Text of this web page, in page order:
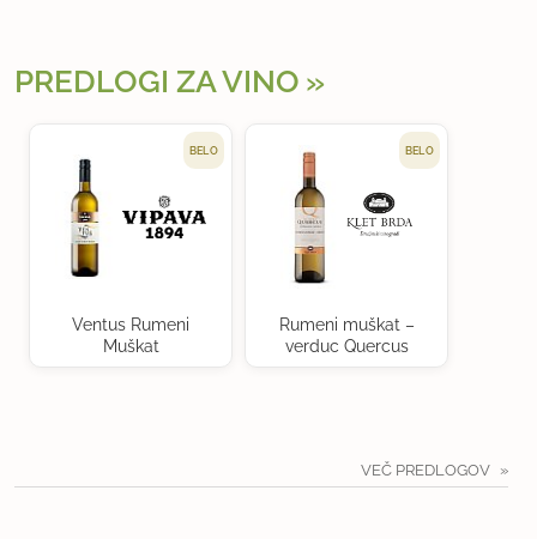
PREDLOGI ZA VINO
BELO
Ventus Rumeni
Muškat
BELO
Rumeni muškat –
verduc Quercus
VEČ PREDLOGOV